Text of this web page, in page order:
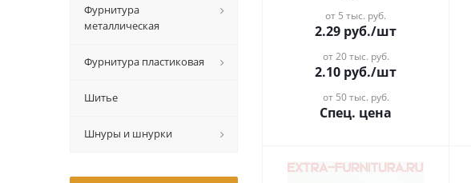
от 5 тыс. руб.
2.29 руб./шт
от 20 тыс. руб.
2.10 руб./шт
от 50 тыс. руб.
Спец. цена
Фурнитура
металлическая
Фурнитура пластиковая
Шитье
Шнуры и шнурки